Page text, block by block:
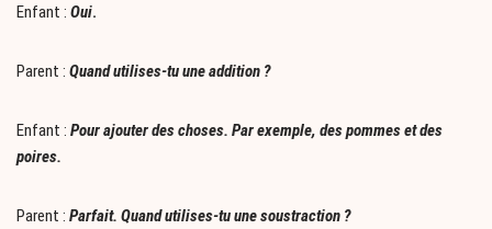
Enfant : Oui.
Parent : Quand utilises-tu une addition ?
Enfant : Pour ajouter des choses. Par exemple, des pommes et des
poires.
Parent : Parfait. Quand utilises-tu une soustraction ?